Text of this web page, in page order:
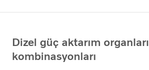
Dizel güç aktarım organları
kombinasyonları